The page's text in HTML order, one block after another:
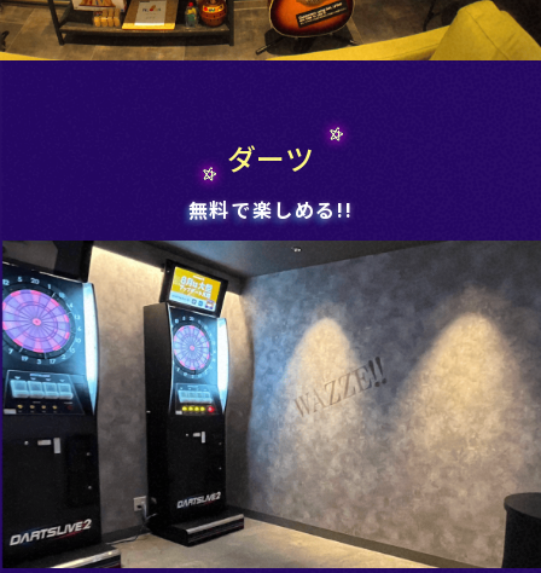
ダーツ
無料で楽しめる!!